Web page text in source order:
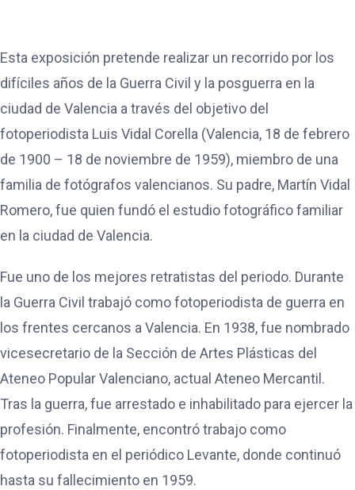
Esta exposición pretende realizar un recorrido por los
difíciles años de la Guerra Civil y la posguerra en la
ciudad de Valencia a través del objetivo del
fotoperiodista Luis Vidal Corella (Valencia, 18 de febrero
de 1900 – 18 de noviembre de 1959), miembro de una
familia de fotógrafos valencianos. Su padre, Martín Vidal
Romero, fue quien fundó el estudio fotográfico familiar
en la ciudad de Valencia.
Fue uno de los mejores retratistas del periodo. Durante
la Guerra Civil trabajó como fotoperiodista de guerra en
los frentes cercanos a Valencia. En 1938, fue nombrado
vicesecretario de la Sección de Artes Plásticas del
Ateneo Popular Valenciano, actual Ateneo Mercantil.
Tras la guerra, fue arrestado e inhabilitado para ejercer la
profesión. Finalmente, encontró trabajo como
fotoperiodista en el periódico Levante, donde continuó
hasta su fallecimiento en 1959.